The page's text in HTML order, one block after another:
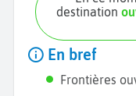
destination
En bref
Frontières